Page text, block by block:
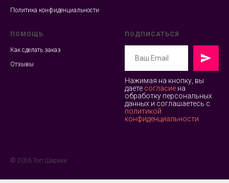
Политика конфиденциальности
ПОМОЩЬ
Как сделать заказ
Отзывы
ПОДПИСАТЬСЯ
Нажимая на кнопку, вы
даете согласие на
обработку персональных
данных и соглашаетесь c
политикой
конфиденциальности
© 2026 Топ Шарики